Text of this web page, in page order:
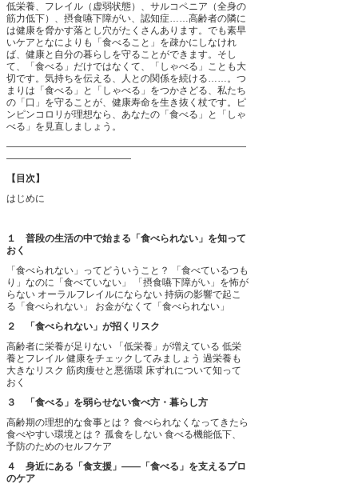
低栄養、フレイル（虚弱状態）、サルコペニア（全身の
筋力低下）、摂食嚥下障がい、認知症……高齢者の隣に
は健康を脅かす落とし穴がたくさんあります。でも素早
いケアとなによりも「食べること」を疎かにしなけれ
ば、健康と自分の暮らしを守ることができます。そし
て、「食べる」だけではなくて、「しゃべる」ことも大
切です。気持ちを伝える、人との関係を続ける……。つ
まりは「食べる」と「しゃべる」をつかさどる、私たち
の「口」を守ることが、健康寿命を生き抜く杖です。ピ
ンピンコロリが理想なら、あなたの「食べる」と「しゃ
べる」を見直しましょう。
―――――――――――――――――――――――――
―――――――――――――
【目次】
はじめに
１ 普段の生活の中で始まる「食べられない」を知って
おく
「食べられない」ってどういうこと？
「食べているつも
り」なのに「食べていない」
「摂食嚥下障がい」を怖が
らない オーラルフレイルにならない 持病の影響で起こ
る「食べられない」
お金がなくて「食べられない」
２ 「食べられない」が招くリスク
高齢者に栄養が足りない 「低栄養」が増えている 低栄
養とフレイル 健康をチェックしてみましょう 過栄養も
大きなリスク 筋肉痩せと悪循環 床ずれについて知って
おく
３ 「食べる」を弱らせない食べ方・暮らし方
高齢期の理想的な食事とは？ 食べられなくなってきたら
食べやすい環境とは？ 孤食をしない 食べる機能低下、
予防のためのセルフケア
４ 身近にある「食支援」――「食べる」を支えるプロ
のケア